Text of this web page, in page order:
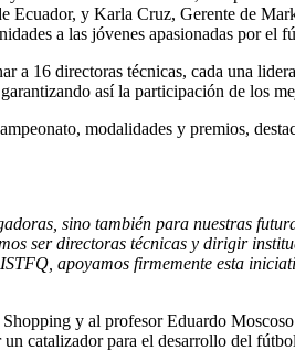
y Karla Cruz, Gerente de
a las jóvenes apasionadas por el
a 16 directoras técnicas, cada una
así la participación de los
modalidades y premios,
sino también para nuestras
ser directoras técnicas y dirigir
apoyamos firmemente esta
y al profesor Eduardo
catalizador para el desarrollo del